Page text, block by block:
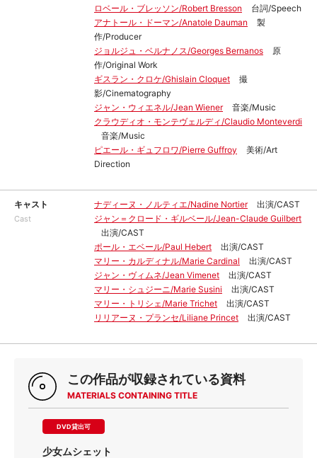
ロベール・ブレッソン/Robert Bresson
台詞/Speech
アナトール・ドーマン/Anatole Dauman
製
作/Producer
ジョルジュ・ベルナノス/Georges Bernanos
原
作/Original Work
ギスラン・クロケ/Ghislain Cloquet
撮
影/Cinematography
ジャン・ウィエネル/Jean Wiener
音楽/Music
クラウディオ・モンテヴェルディ/Claudio Monteverdi
音楽/Music
ピエール・ギュフロワ/Pierre Guffroy
美術/Art
Direction
キャスト
Cast
ナディーヌ・ノルティエ/Nadine Nortier
出演/CAST
ジャン＝クロード・ギルベール/Jean-Claude Guilbert
出演/CAST
ポール・エベール/Paul Hebert
出演/CAST
マリー・カルディナル/Marie Cardinal
出演/CAST
ジャン・ヴィムネ/Jean Vimenet
出演/CAST
マリー・シュジーニ/Marie Susini
出演/CAST
マリー・トリシェ/Marie Trichet
出演/CAST
リリアーヌ・プランセ/Liliane Princet
出演/CAST
この作品が収録されている資料
MATERIALS CONTAINING TITLE
DVD貸出可
少女ムシェット